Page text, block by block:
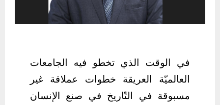
في الوقت الذي تخطو فيه الجامعات
العالميّة العريقة خطوات عملاقة غير
مسبوقة في التّاريخ في صنع الإنسان